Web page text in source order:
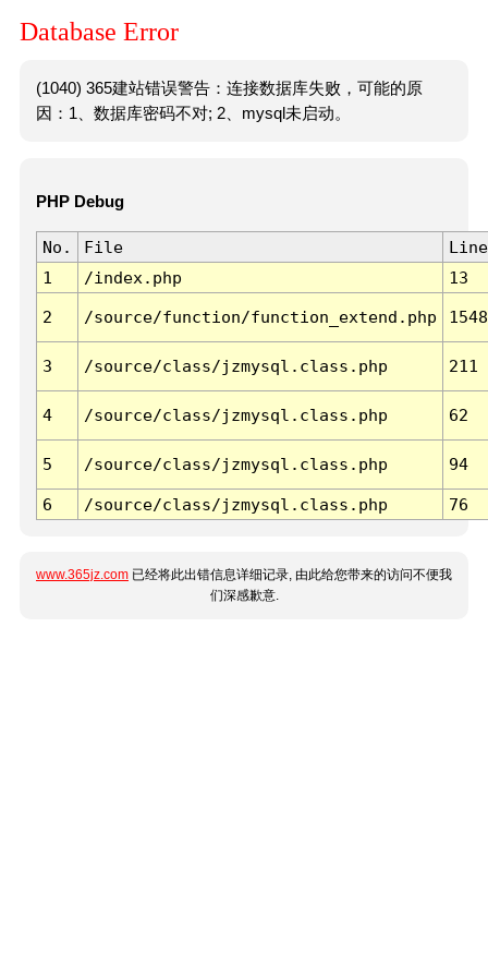
Database Error
(1040) 365建站错误警告：连接数据库失败，可能的原
因：1、数据库密码不对; 2、mysql未启动。
PHP Debug
No. File
Line
1
/index.php 13
2 /source/function/function_extend.php 1548
3 /source/class/jzmysql.class.php 211
4 /source/class/jzmysql.class.php 62
5 /source/class/jzmysql.class.php 94
6 /source/class/jzmysql.class.php 76
www.365jz.com 已经将此出错信息详细记录, 由此给您带来的访问不便我
们深感歉意.